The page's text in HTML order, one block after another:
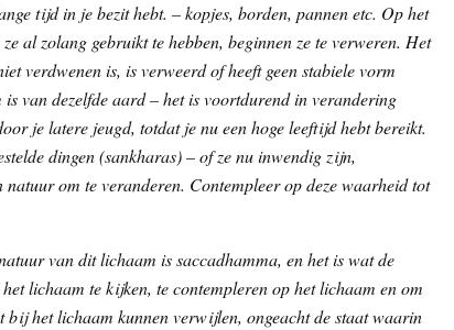
tijd in je bezit hebt. – kopjes, borden, pannen etc. Op het
al zolang gebruikt te hebben, beginnen ze te verweren. Het
verdwenen is, is verweerd of heeft geen stabiele vorm
van dezelfde aard – het is voortdurend in verandering
je latere jeugd, totdat je nu een hoge leeftijd hebt bereikt.
dingen (sankharas) – of ze nu inwendig zijn,
om te veranderen. Contempleer op deze waarheid tot
van dit lichaam is saccadhamma, en het is wat de
lichaam te kijken, te contempleren op het lichaam en om
het lichaam kunnen verwijlen, ongeacht de staat waarin